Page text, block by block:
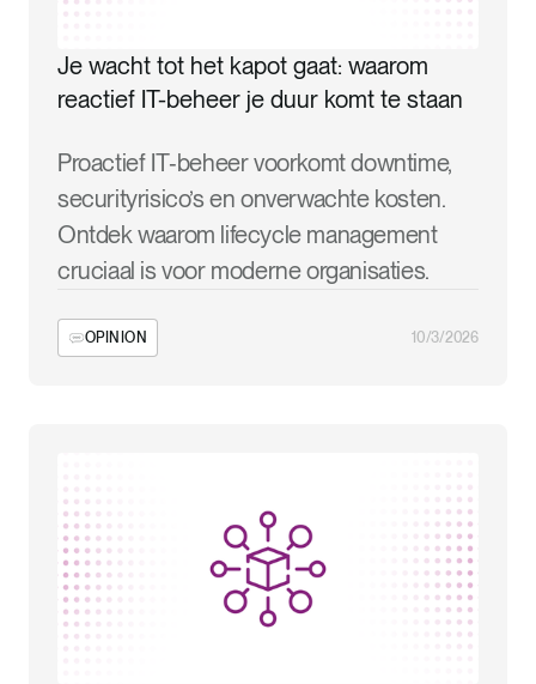
Je wacht tot het kapot gaat: waarom
reactief IT-beheer je duur komt te staan
Proactief IT‑beheer voorkomt downtime,
securityrisico’s en onverwachte kosten.
Ontdek waarom lifecycle management
cruciaal is voor moderne organisaties.
OPINION 10/3/2026